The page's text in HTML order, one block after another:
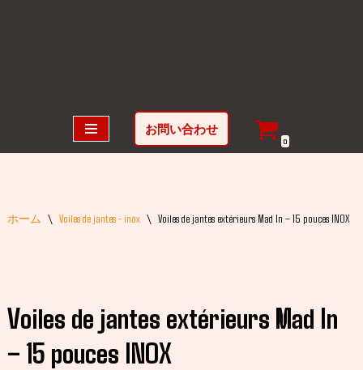
プ
お問い合わせ
0
ホーム \ Voiles de jantes - inox \ Voiles de jantes extérieurs Mad In – 15 pouces INOX
Voiles de jantes extérieurs Mad In
– 15 pouces INOX